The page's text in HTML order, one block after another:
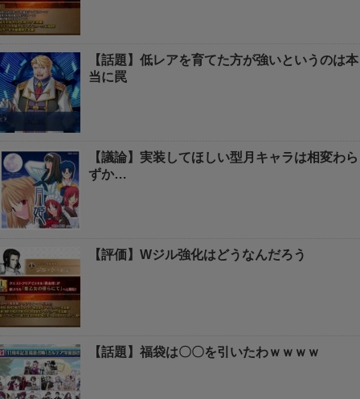
【話題】低レアを育てた方が強いというのは本
当に罠
【議論】実装してほしい型月キャラは相変わら
ずか…
【評価】Wジル強化はどうなんだろう
【話題】福袋は〇〇を引いたわｗｗｗｗ